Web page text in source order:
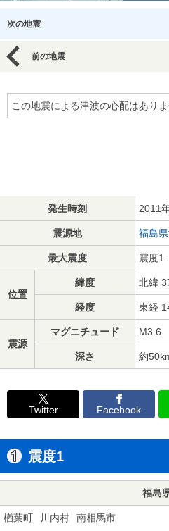
次の地震
前の地震
この地震による津波の心配はありま
発生時刻 2011
震源地 福島
最大震度 震度1
位置
緯度 北緯
経度 東経
震源
マグニチュード M3.6
深さ 約
Twitter Facebook
震度1
福島
楢葉町 川内村 南相馬市